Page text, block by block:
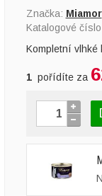
Značka: Miamor
Katalogové
Kompletní vlhké
1 pořídíte za